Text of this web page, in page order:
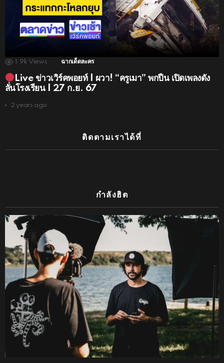
1.9k Views ฉากเด็ดละคร
Live ข่าวเวิร์คพอยท์ | ผวา! “ครูเมา” พกปืน เปิดเพลงดัง
ลั่นโรงเรียน | 27 ก.ย. 67
2 years ago
ติดตามเราได้ที่
กำลังฮิต